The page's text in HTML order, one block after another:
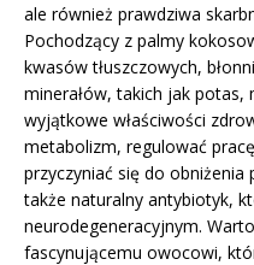
ale również prawdziwa
Pochodzący z palmy
kwasów tłuszczowych,
minerałów, takich jak potas,
wyjątkowe właściwości
metabolizm, regulować
przyczyniać się do
także naturalny antybiotyk,
neurodegeneracyjnym.
fascynującemu owocowi,